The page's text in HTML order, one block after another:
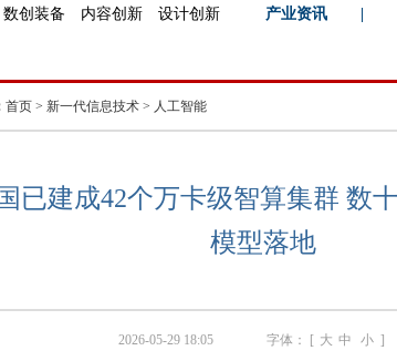
数创装备 内容创新 设计创新 产业资讯
首页 > 新一代信息技术 > 人工智能
已建成42个万卡级智算集群 数
模型落地
2026-05-29 18:05 字体： [ 大 中 小 ]